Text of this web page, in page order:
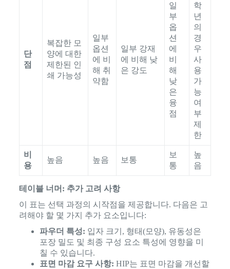
단
점
복잡한 모
양에 대한
제한된 인
쇄 가능성
일부
옵션
에 비
해 취
약함
일부 강재
에 비해 낮
은 강도
일
부
옵
션
에
비
해
낮
은
융
점
학
년
의
경
우
사
용
가
능
여
부
제
한
비
용
높음 높음 보통
보
통
높
음
테이블 너머: 추가 고려 사항
이 표는 선택 과정의 시작점을 제공합니다. 다음은 고
려해야 할 몇 가지 추가 요소입니다:
파우더 특성: 입자 크기, 형태(모양), 유동성은
포장 밀도 및 최종 구성 요소 특성에 영향을 미
칠 수 있습니다.
표면 마감 요구 사항: HIP는 표면 마감을 개선할